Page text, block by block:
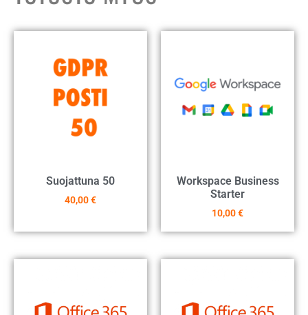
Suojattuna 50
40,00€
Workspace Business
Starter
10,00€